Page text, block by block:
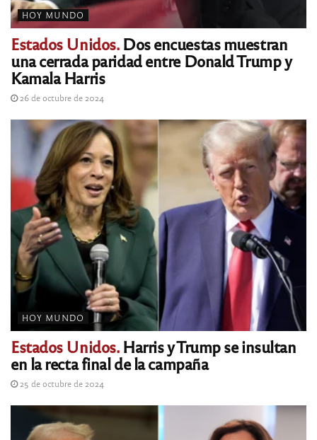
HOY MUNDO
Estados Unidos.Dos encuestas muestran
una cerrada paridad entre Donald Trump y
Kamala Harris
26 de octubre de 2024
HOY MUNDO
Estados Unidos.Harris y Trump se insultan
en la recta final de la campaña
25 de octubre de 2024